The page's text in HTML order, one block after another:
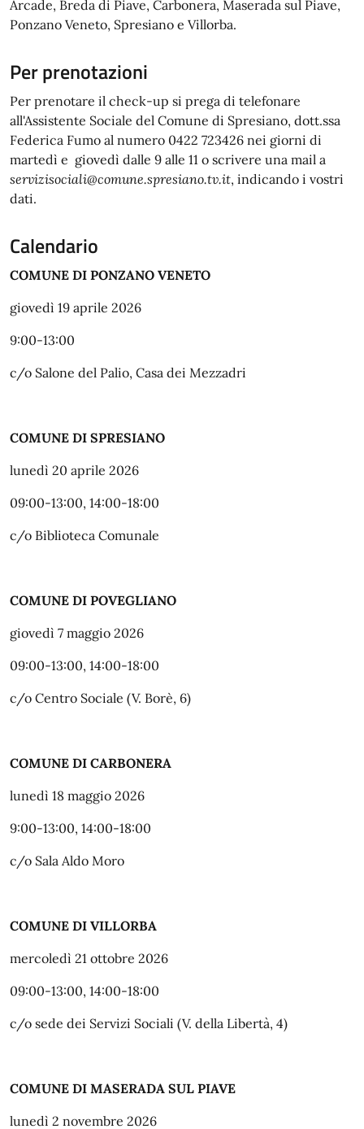
Arcade, Breda di Piave, Carbonera, Maserada sul Piave,
Ponzano Veneto, Spresiano e Villorba.
Per prenotazioni
Per prenotare il check-up si prega di telefonare
all'Assistente Sociale del Comune di Spresiano, dott.ssa
Federica Fumo al numero 0422 723426 nei giorni di
martedì e giovedì dalle 9 alle 11 o scrivere una mail a
servizisociali@comune.spresiano.tv.it, indicando i vostri
dati.
Calendario
COMUNE DI PONZANO VENETO
giovedì 19 aprile 2026
9:00-13:00
c/o Salone del Palio, Casa dei Mezzadri
COMUNE DI SPRESIANO
lunedì 20 aprile 2026
09:00-13:00, 14:00-18:00
c/o Biblioteca Comunale
COMUNE DI POVEGLIANO
giovedì 7 maggio 2026
09:00-13:00, 14:00-18:00
c/o Centro Sociale (V. Borè, 6)
COMUNE DI CARBONERA
lunedì 18 maggio 2026
9:00-13:00, 14:00-18:00
c/o Sala Aldo Moro
COMUNE DI VILLORBA
mercoledì 21 ottobre 2026
09:00-13:00, 14:00-18:00
c/o sede dei Servizi Sociali (V. della Libertà, 4)
COMUNE DI MASERADA SUL PIAVE
lunedì 2 novembre 2026